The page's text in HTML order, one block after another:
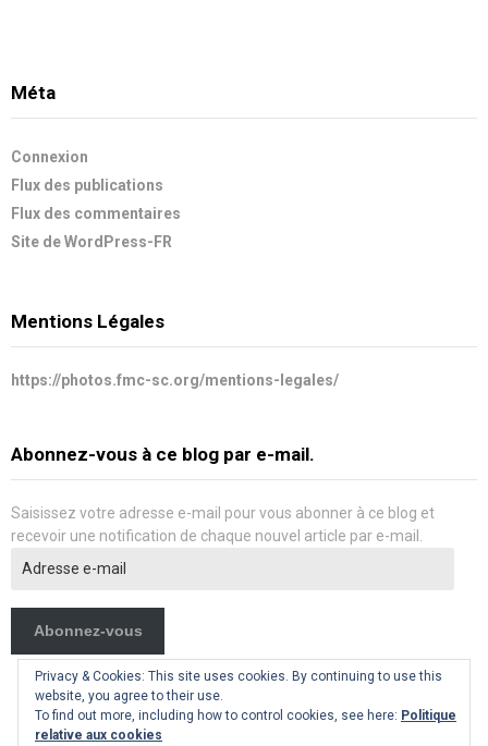
Méta
Connexion
Flux des publications
Flux des commentaires
Site de WordPress-FR
Mentions Légales
https://photos.fmc-sc.org/mentions-legales/
Abonnez-vous à ce blog par e-mail.
Saisissez votre adresse e-mail pour vous abonner à ce blog et
recevoir une notification de chaque nouvel article par e-mail.
e-
Abonnez-vous
Privacy & Cookies: This site uses cookies. By continuing to use this
website, you agree to their use.
To find out more, including how to control cookies, see here: Politique
relative aux cookies